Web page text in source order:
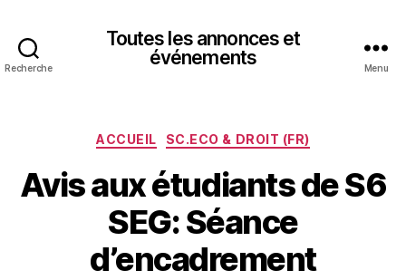
Recherche
Toutes les annonces et
événements
Menu
Catégories
ACCUEIL SC.ECO & DROIT (FR)
Avis aux étudiants de S6
SEG: Séance
d’encadrement